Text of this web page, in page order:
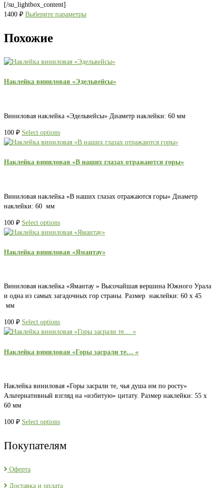
[/su_lightbox_content]
1400 ₽ Выберите параметры
Похожие
Наклейка виниловая «Эдельвейсы»
Виниловая наклейка «Эдельвейсы» Диаметр наклейки: 60 мм
100 ₽ Select options
Наклейка виниловая «В наших глазах отражаются горы»
Виниловая наклейка «В наших глазах отражаются горы» Диаметр
наклейки: 60 мм
100 ₽ Select options
Наклейка виниловая «Ямантау»
Виниловая наклейка «Ямантау » Высочайшая вершина Южного Урала
и одна из самых загадочных гор страны. Размер наклейки: 60 х 45
мм
100 ₽ Select options
Наклейка виниловая «Горы засрали те… «
Наклейка виниловая «Горы засрали те, чья душа им по росту»
Альтернативный взгляд на «избитую» цитату. Размер наклейки: 55 х
60 мм
100 ₽ Select options
Покупателям
Оферта
Доставка и оплата